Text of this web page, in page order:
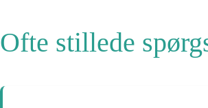
Ofte stillede